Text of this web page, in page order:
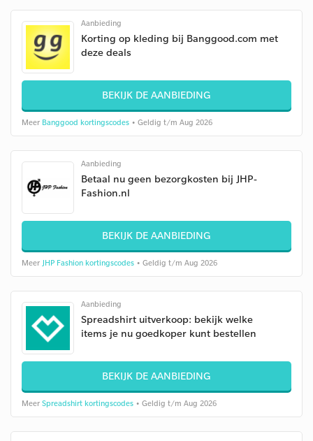
Aanbieding
Korting op kleding bij Banggood.com met
deze deals
BEKIJK DE AANBIEDING
Meer Banggood kortingscodes • Geldig t/m Aug 2026
Aanbieding
Betaal nu geen bezorgkosten bij JHP-
Fashion.nl
BEKIJK DE AANBIEDING
Meer JHP Fashion kortingscodes • Geldig t/m Aug 2026
Aanbieding
Spreadshirt uitverkoop: bekijk welke
items je nu goedkoper kunt bestellen
BEKIJK DE AANBIEDING
Meer Spreadshirt kortingscodes • Geldig t/m Aug 2026